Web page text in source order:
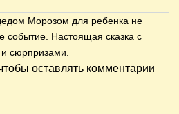
Морозом для ребенка не
событие. Настоящая сказка с
сюрпризами.
оставлять комментарии